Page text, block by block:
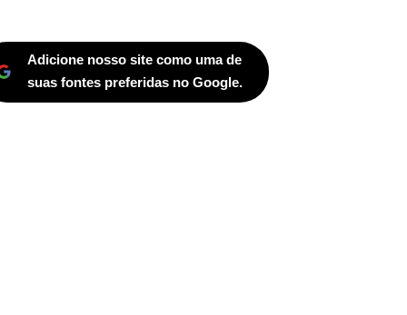
Adicione nosso site como uma de
suas fontes preferidas no Google.